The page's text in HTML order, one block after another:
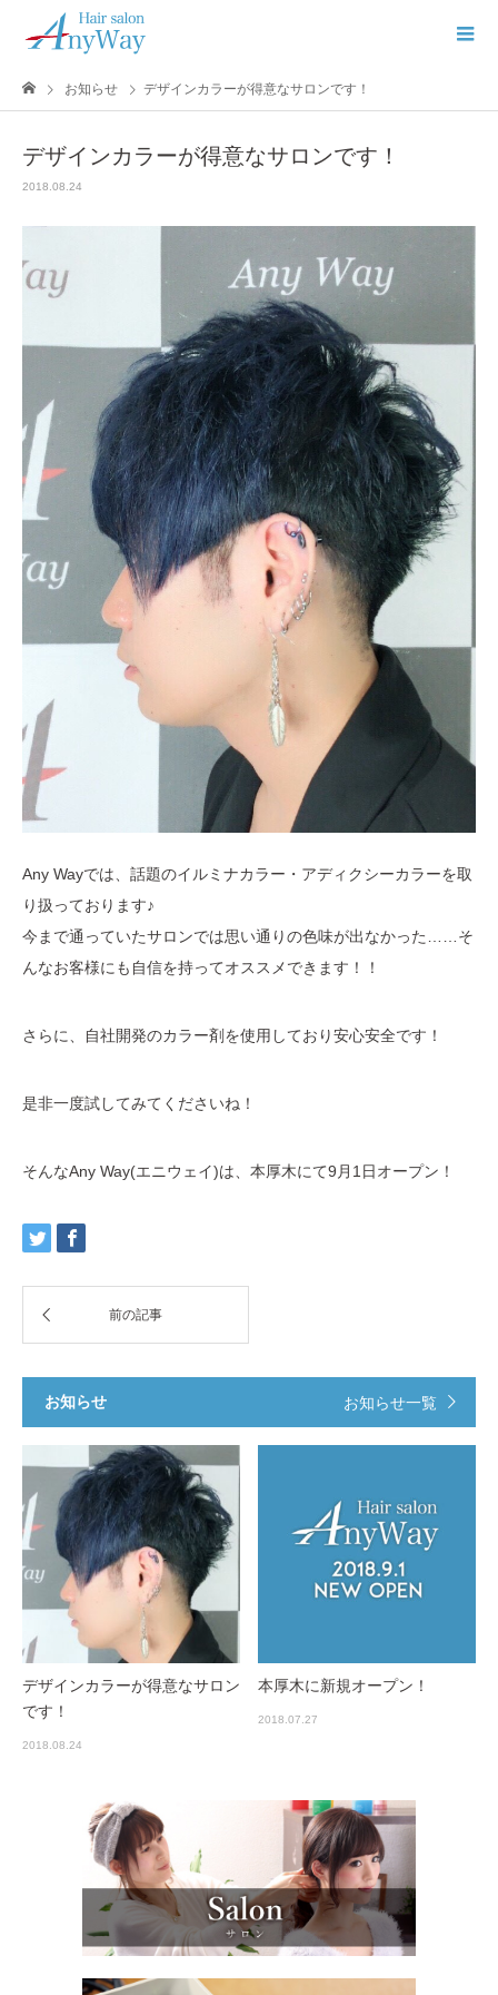
お知らせ デザインカラーが得意なサロンです！
デザインカラーが得意なサロンです！
2018.08.24
Any Wayでは、話題のイルミナカラー・アディクシーカラーを取
り扱っております♪
今まで通っていたサロンでは思い通りの色味が出なかった……そ
んなお客様にも自信を持ってオススメできます！！
さらに、自社開発のカラー剤を使用しており安心安全です！
是非一度試してみてくださいね！
そんなAny Way(エニウェイ)は、本厚木にて9月1日オープン！
お知らせ お知らせ一覧
デザインカラーが得意なサロン
です！
2018.08.24
本厚木に新規オープン！
2018.07.27